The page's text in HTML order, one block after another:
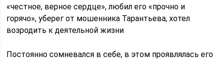
«честное, верное сердце», любил его «прочно и
горячо», уберег от мошенника Тарантьева, хотел
возродить к деятельной жизни
Постоянно сомневался в себе, в этом проявлялась его